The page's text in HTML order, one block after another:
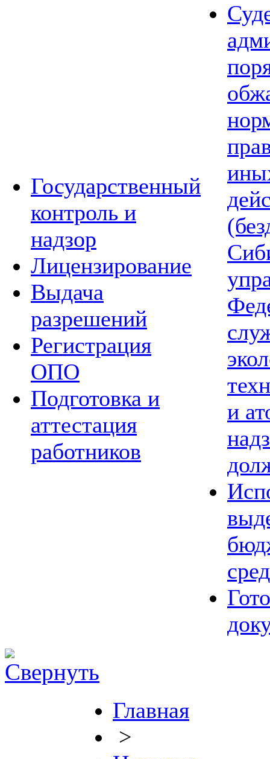
Государственный
контроль и
надзор
Лицензирование
Выдача
разрешений
Регистрация
ОПО
Подготовка и
аттестация
работников
и
Главная
>